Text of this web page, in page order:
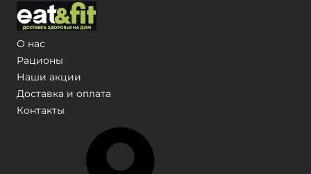
О нас
Рационы
Наши акции
Доставка и оплата
Контакты